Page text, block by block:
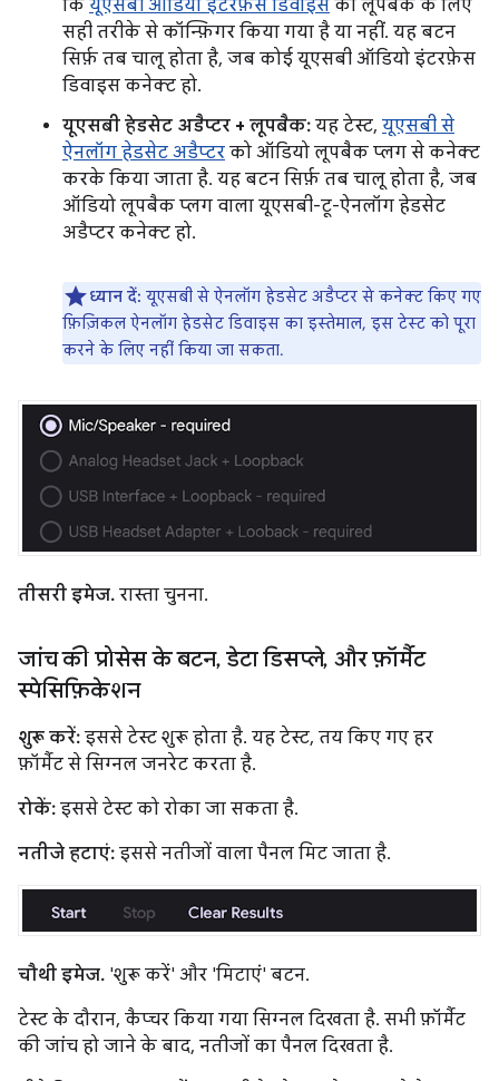
कि यूएसबी ऑडियो इंटरफ़ेस डिवाइस को लूपबैक के लिए
सही तरीके से कॉन्फ़िगर किया गया है या नहीं. यह बटन
सिर्फ़ तब चालू होता है, जब कोई यूएसबी ऑडियो इंटरफ़ेस
डिवाइस कनेक्ट हो.
यूएसबी हेडसेट अडैप्टर + लूपबैक: यह टेस्ट, यूएसबी से
ऐनलॉग हेडसेट अडैप्टर को ऑडियो लूपबैक प्लग से कनेक्ट
करके किया जाता है. यह बटन सिर्फ़ तब चालू होता है, जब
ऑडियो लूपबैक प्लग वाला यूएसबी-टू-ऐनलॉग हेडसेट
अडैप्टर कनेक्ट हो.
ध्यान दें: यूएसबी से ऐनलॉग हेडसेट अडैप्टर से कनेक्ट किए गए
फ़िज़िकल ऐनलॉग हेडसेट डिवाइस का इस्तेमाल, इस टेस्ट को पूरा
करने के लिए नहीं किया जा सकता.
तीसरी इमेज. रास्ता चुनना.
जांच की प्रोसेस के बटन, डेटा डिसप्ले, और फ़ॉर्मैट
स्पेसिफ़िकेशन
शुरू करें: इससे टेस्ट शुरू होता है. यह टेस्ट, तय किए गए हर
फ़ॉर्मैट से सिग्नल जनरेट करता है.
रोकें: इससे टेस्ट को रोका जा सकता है.
नतीजे हटाएं: इससे नतीजों वाला पैनल मिट जाता है.
चौथी इमेज. 'शुरू करें' और 'मिटाएं' बटन.
टेस्ट के दौरान, कैप्चर किया गया सिग्नल दिखता है. सभी फ़ॉर्मैट
की जांच हो जाने के बाद, नतीजों का पैनल दिखता है.